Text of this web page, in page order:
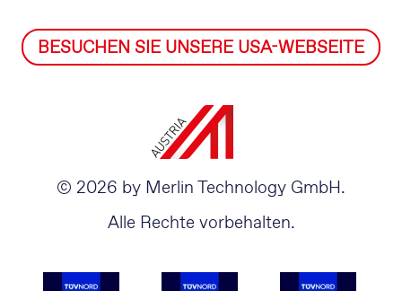
BESUCHEN SIE UNSERE USA-WEBSEITE
© 2026 by Merlin Technology GmbH.
Alle Rechte vorbehalten.